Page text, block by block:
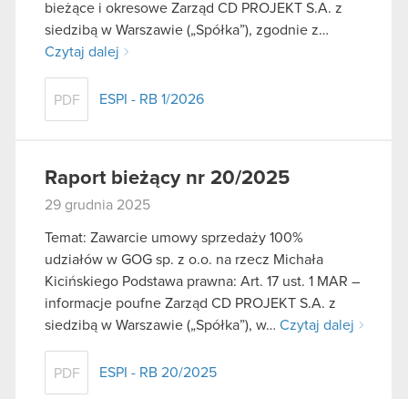
bieżące i okresowe Zarząd CD PROJEKT S.A. z
siedzibą w Warszawie („Spółka”), zgodnie z…
Czytaj dalej
PDF ESPI - RB 1/2026
Raport bieżący nr 20/2025
29 grudnia 2025
Temat: Zawarcie umowy sprzedaży 100%
udziałów w GOG sp. z o.o. na rzecz Michała
Kicińskiego Podstawa prawna: Art. 17 ust. 1 MAR –
informacje poufne Zarząd CD PROJEKT S.A. z
siedzibą w Warszawie („Spółka”), w… Czytaj dalej
PDF ESPI - RB 20/2025